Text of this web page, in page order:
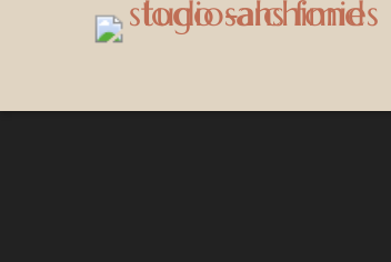
not supported or source(s) not found
studio-alchimies.ch/wp-content/uploads/2026/04/Studio-